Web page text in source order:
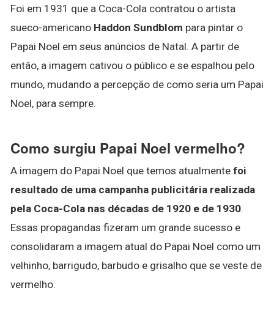
Foi em 1931 que a Coca-Cola contratou o artista
sueco-americano Haddon Sundblom para pintar o
Papai Noel em seus anúncios de Natal. A partir de
então, a imagem cativou o público e se espalhou pelo
mundo, mudando a percepção de como seria um Papai
Noel, para sempre.
Como surgiu Papai Noel vermelho?
A imagem do Papai Noel que temos atualmente foi
resultado de uma campanha publicitária realizada
pela Coca-Cola nas décadas de 1920 e de 1930.
Essas propagandas fizeram um grande sucesso e
consolidaram a imagem atual do Papai Noel como um
velhinho, barrigudo, barbudo e grisalho que se veste de
vermelho.